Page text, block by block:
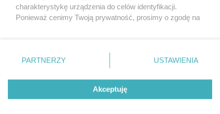
Aktualności
Tcz24
Historia miasta
Muzyka i kultura
Archiwum wydarzeń
Zdjęcia miasta
charakterystykę urządzenia do celów identyfikacji.
Ponieważ cenimy Twoją prywatność, prosimy o zgodę na
znajdujący się w lewym dolnym rogu strony
. Niektóre
przetwarzaniu. Preferencje będą miały zastosowania tylko
PARTNERZY USTAWIENIA
Akceptuję